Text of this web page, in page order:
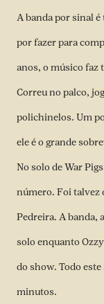
A banda por sinal
por fazer para
anos, o músico faz
Correu no palco,
polichinelos. Um
ele é o grande
No solo de War
número. Foi talvez
Pedreira. A banda,
solo enquanto
do show. Todo este
minutos.